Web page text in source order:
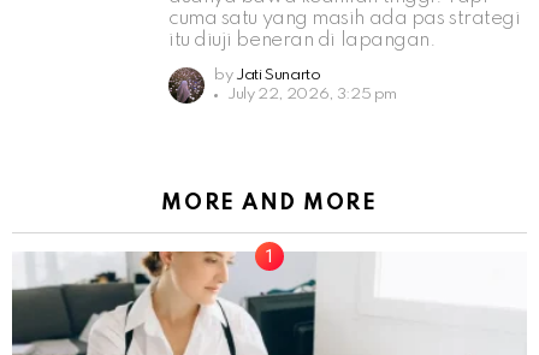
cuma satu yang masih ada pas strategi
itu diuji beneran di lapangan.
by Jati Sunarto
July 22, 2026, 3:25 pm
MORE AND MORE